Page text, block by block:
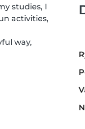
studies, I
activities,
way,